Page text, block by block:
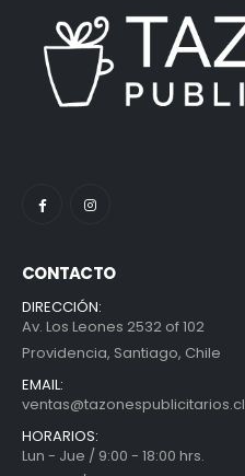
CONTACTO
DIRECCIÓN:
Av. Los Leones 2532 of 102
Providencia, Santiago, Chile
EMAIL:
ventas@tazonespublicitarios.cl
HORARIOS:
Lun - Jue / 9:00 - 18:00 hrs.